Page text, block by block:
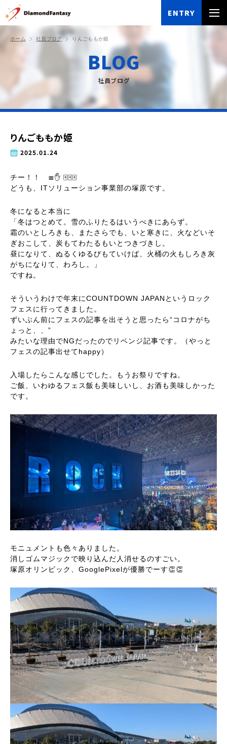
ENTRY
ホーム 社員ブログ りんごももか姫
BLOG
社員ブログ
りんごももか姫
2025.01.24
チー！！ ≣✋ 🀄🀄🀄
どうも、ITソリューション事業部の塚原です。
冬になると本当に
「冬はつとめて。雪のふりたるはいうべきにあらず。
霜のいとしろきも、またさらでも、いと寒きに、火などいそ
ぎおこして、炭もてわたるもいとつきづきし。
昼になりて、ぬるくゆるびもていけば、火桶の火もしろき灰
がちになりて、わろし。」
ですね。
そういうわけで年末にCOUNTDOWN JAPANというロック
フェスに行ってきました。
ずいぶん前にフェスの記事を出そうと思ったら“コロナがち
ょっと、、”
みたいな理由でNGだったのでリベンジ記事です。（やっと
フェスの記事出せてhappy）
入場したらこんな感じでした。もうお祭りですね。
ご飯、いわゆるフェス飯も美味しいし、お酒も美味しかった
です。
モニュメントも色々ありました。
消しゴムマジックで映り込んだ人消せるのすごい。
塚原オリンピック、GooglePixelが優勝でーす👏👏